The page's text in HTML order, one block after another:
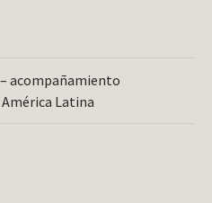
acompañamiento
Latina